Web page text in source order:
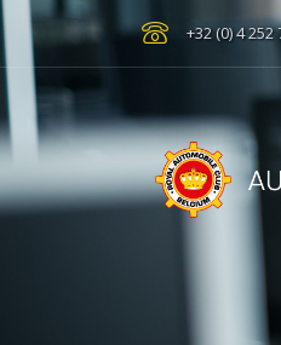
+32 (0) 4 252